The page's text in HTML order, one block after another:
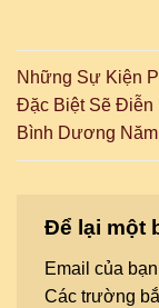
Những Sự Kiện
Đặc Biệt Sẽ Điễn
Bình Dương
Để lại một
Email của
Các trường